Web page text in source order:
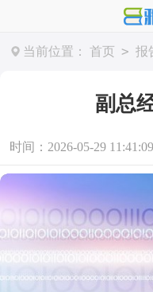
当前位置： 首页 > 报
副总
时间：2026-05-29 11:41:09